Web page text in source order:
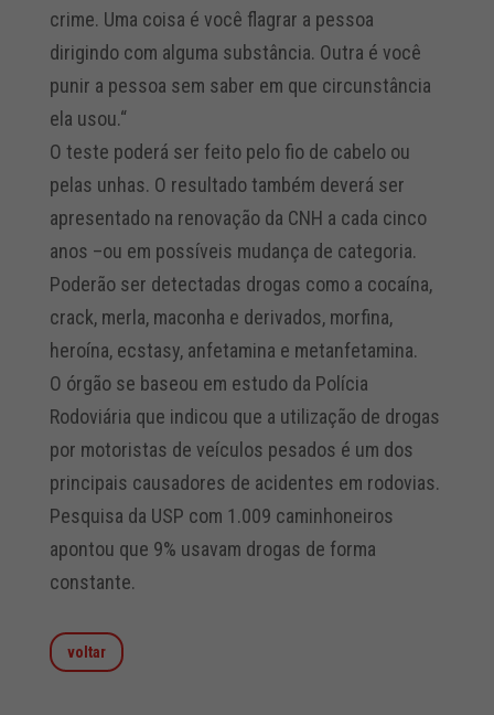
crime. Uma coisa é você flagrar a pessoa
dirigindo com alguma substância. Outra é você
punir a pessoa sem saber em que circunstância
ela usou.“
O teste poderá ser feito pelo fio de cabelo ou
pelas unhas. O resultado também deverá ser
apresentado na renovação da CNH a cada cinco
anos –ou em possíveis mudança de categoria.
Poderão ser detectadas drogas como a cocaína,
crack, merla, maconha e derivados, morfina,
heroína, ecstasy, anfetamina e metanfetamina.
O órgão se baseou em estudo da Polícia
Rodoviária que indicou que a utilização de drogas
por motoristas de veículos pesados é um dos
principais causadores de acidentes em rodovias.
Pesquisa da USP com 1.009 caminhoneiros
apontou que 9% usavam drogas de forma
constante.
voltar